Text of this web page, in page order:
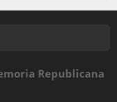
Republicana